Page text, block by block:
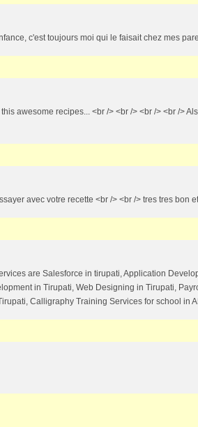
c'est toujours moi qui le faisait chez mes
awesome recipes... <br /> <br /> <br /> <br />
avec votre recette <br /> <br /> tres tres bon
are Salesforce in tirupati, Application
in Tirupati, Web Designing in Tirupati,
Calligraphy Training Services for school in